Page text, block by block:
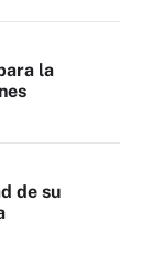
la
de su